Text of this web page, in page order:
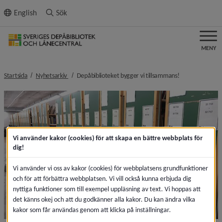
innehållet
English Sök
MENY
Startsida Nyhetsarkiv nivå i brödsmulenavigeringen
Depåbiblioteket bygger vi tillsammans!
Vi använder kakor (cookies) för att skapa en bättre webbplats för
dig!
Vi använder vi oss av kakor (cookies) för webbplatsens grundfunktioner
och för att förbättra webbplatsen. Vi vill också kunna erbjuda dig
nyttiga funktioner som till exempel uppläsning av text. Vi hoppas att
det känns okej och att du godkänner alla kakor. Du kan ändra vilka
kakor som får användas genom att klicka på inställningar.